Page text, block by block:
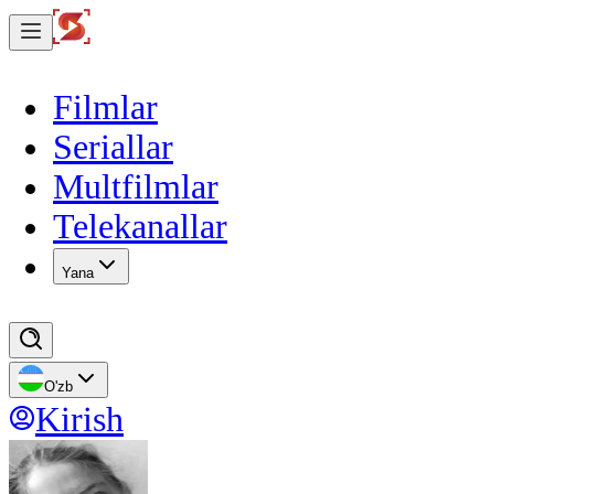
Filmlar
Seriallar
Multfilmlar
Telekanallar
Yana
O'zb
Kirish